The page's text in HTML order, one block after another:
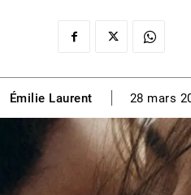
Émilie Laurent 28 mars